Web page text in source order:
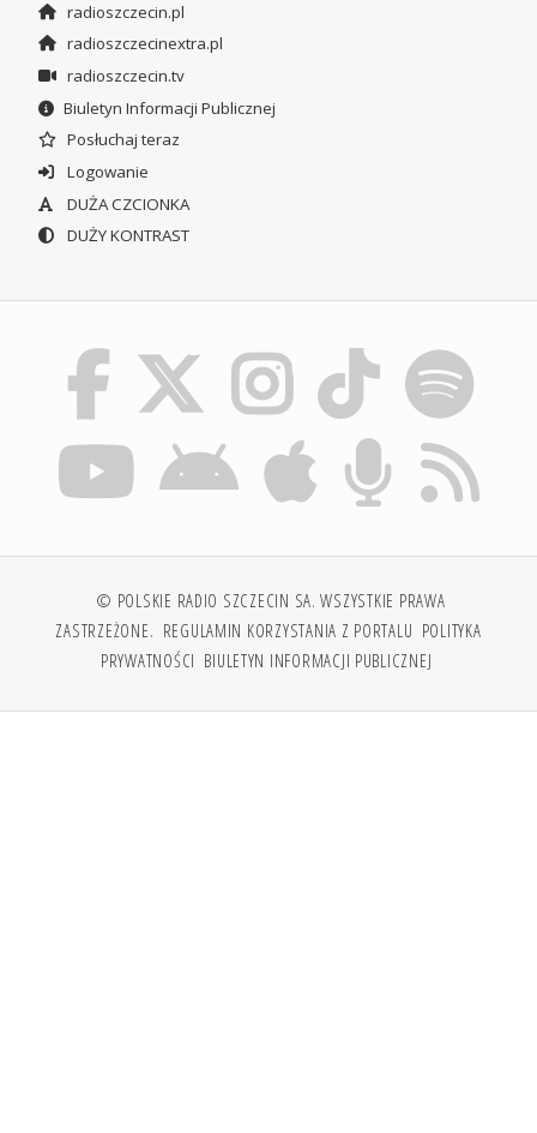
radioszczecin.pl
radioszczecinextra.pl
radioszczecin.tv
Biuletyn Informacji Publicznej
Posłuchaj teraz
Logowanie
DUŻA CZCIONKA
DUŻY KONTRAST
© POLSKIE RADIO SZCZECIN SA. WSZYSTKIE PRAWA
ZASTRZEŻONE. REGULAMIN KORZYSTANIA Z PORTALU POLITYKA
PRYWATNOŚCI BIULETYN INFORMACJI PUBLICZNEJ